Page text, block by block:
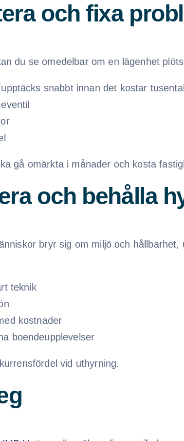
och fixa
du se omedelbar om en lägenhet
snabbt innan det kostar
gå omärkta i månader och kosta
och behålla
bryr sig om miljö och
teknik
kostnader
boendeupplevelser
vid uthyrning.